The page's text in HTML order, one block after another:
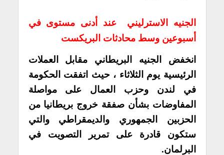
الجنيه الاسترليني عند أدنى مستوى في
أسبوعين وسط محادثات البريكست
انخفض الجنيه البريطاني مقابل العملات
الرئيسية يوم الثلاثاء ، حيث اتفقت الحكومة
في لندن وحزب العمال على مواصلة
المفاوضات بشأن صفقة خروج بريطانيا من
الحزبين الجمهوري والديمقراطي والتي
ستكون قادرة على تمرير التصويت في
البرلمان.